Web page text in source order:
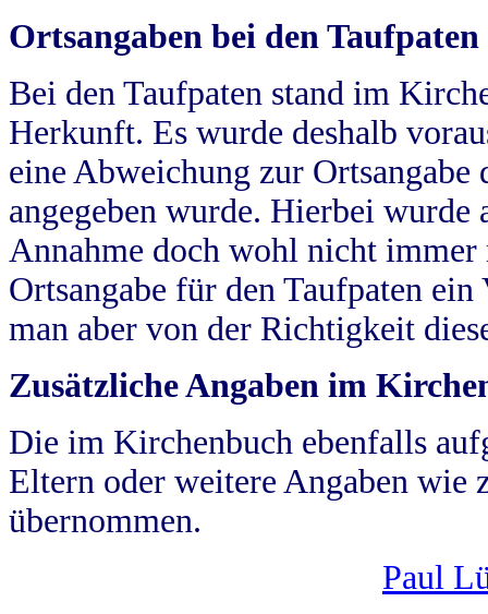
Ortsangaben bei den Taufpaten
Bei den Taufpaten stand im
Herkunft. Es wurde deshalb
eine Abweichung zur
angegeben wurde. Hierbei wurde
Annahme doch wohl nicht
Ortsangabe für den Taufpaten
man aber von der Richtigkeit
Zusätzliche Angaben im
Die im Kirchenbuch ebenfalls
Eltern oder weitere Angaben wie
übernommen.
Paul